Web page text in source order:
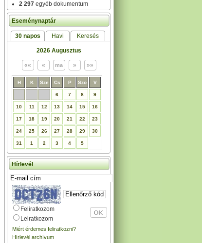
2 297 egyéb dokumentum
Eseménynaptár
30 napos Havi Keresés
2026 Augusztus
H K Sze Cs P Szo V
6 7 8 9
10 11 12 13 14 15 16
17 18 19 20 21 22 23
24 25 26 27 28 29 30
31 1 2 3 4 5
Hírlevél
Feliratkozom
Leiratkozom
Miért érdemes feliratkozni?
Hírlevél archívum